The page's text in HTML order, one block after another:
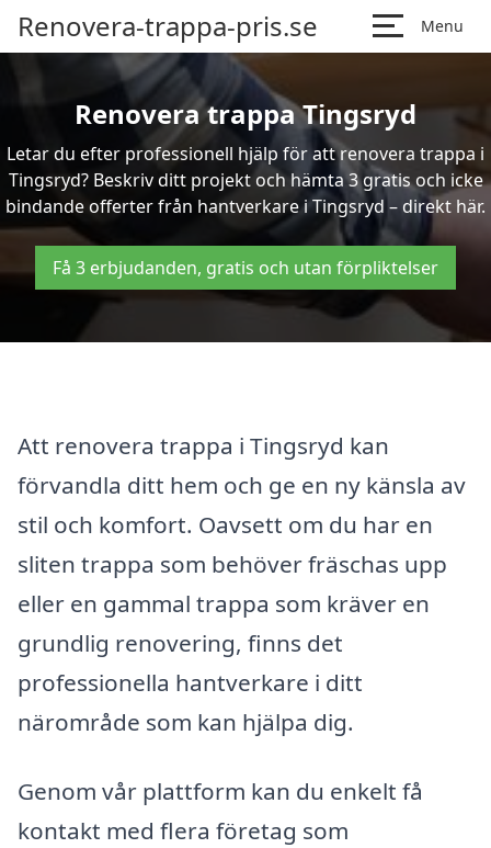
Renovera-trappa-pris.se Menu
Renovera trappa Tingsryd
Letar du efter professionell hjälp för att renovera trappa i
Tingsryd? Beskriv ditt projekt och hämta 3 gratis och icke
bindande offerter från hantverkare i Tingsryd – direkt här.
Få 3 erbjudanden, gratis och utan förpliktelser
Att renovera trappa i Tingsryd kan
förvandla ditt hem och ge en ny känsla av
stil och komfort. Oavsett om du har en
sliten trappa som behöver fräschas upp
eller en gammal trappa som kräver en
grundlig renovering, finns det
professionella hantverkare i ditt
närområde som kan hjälpa dig.
Genom vår plattform kan du enkelt få
kontakt med flera företag som